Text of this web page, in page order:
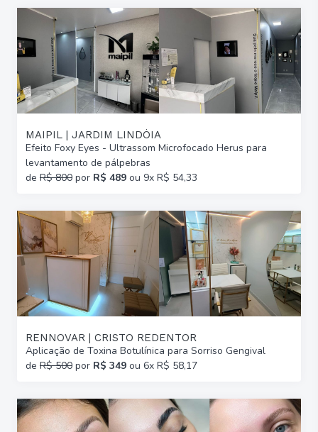
MAIPIL | JARDIM LINDÓIA
Efeito Foxy Eyes - Ultrassom Microfocado Herus para
levantamento de pálpebras
de R$ 800 por R$ 489 ou 9x R$ 54,33
RENNOVAR | CRISTO REDENTOR
Aplicação de Toxina Botulínica para Sorriso Gengival
de R$ 500 por R$ 349 ou 6x R$ 58,17